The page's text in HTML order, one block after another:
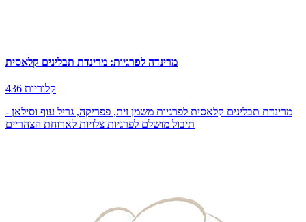
מרינדה לפרגיות: מרינדת תבלינים קלאסית
436 קלוריות
מרינדת תבלינים קלאסית לפרגיות משמן זית, פפריקה, גריל עוף וסילאן -
תיבול מושלם לפרגיות צלויות לארוחת הצהריים